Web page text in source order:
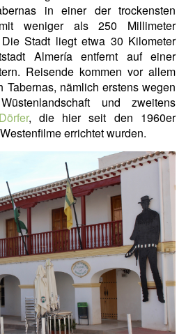
in einer der trockensten
weniger als 250 Millimeter
Stadt liegt etwa 30 Kilometer
Almería entfernt auf einer
Reisende kommen vor allem
Tabernas, nämlich erstens wegen
und zweitens
, die hier seit den 1960er
errichtet wurden.